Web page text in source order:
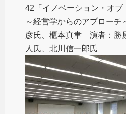
42「イノベーション・オブ
～経営学からのアプロー
彦氏、櫃本真聿 演者：勝
人氏、北川信一郎氏